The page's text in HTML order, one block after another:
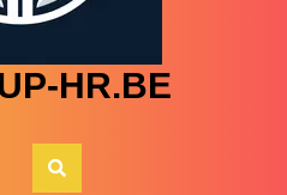
HR.BE